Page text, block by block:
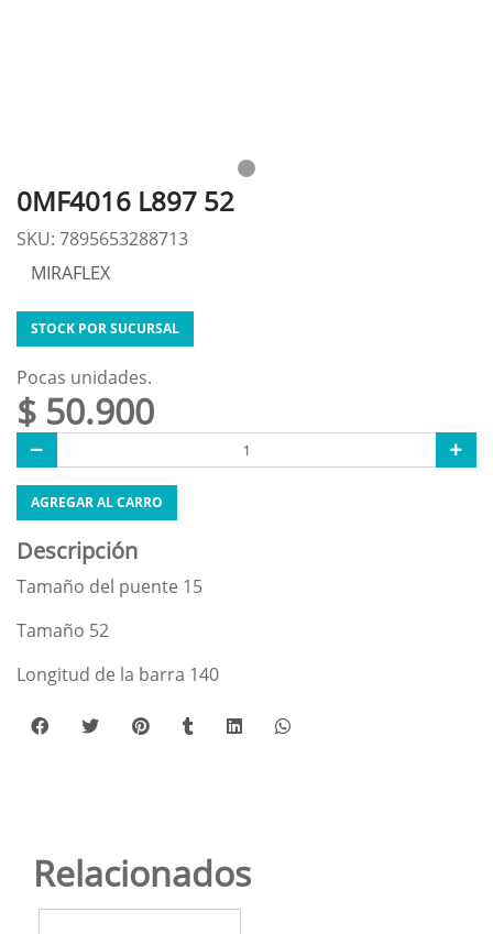
0MF4016 L897 52
SKU: 7895653288713
MIRAFLEX
STOCK POR SUCURSAL
Pocas unidades.
$ 50.900
AGREGAR AL CARRO
Descripción
Tamaño del puente 15
Tamaño 52
Longitud de la barra 140
Relacionados